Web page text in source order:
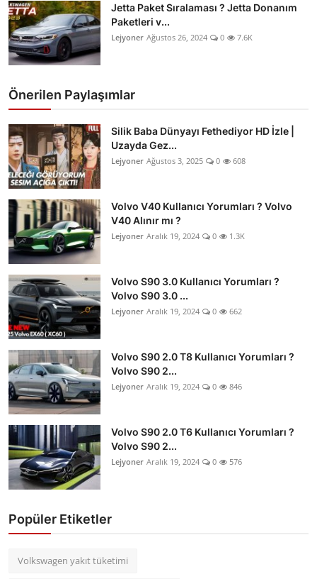
Jetta Paket Sıralaması ? Jetta Donanım
Paketleri v...
Lejyoner Ağustos 26, 2024 0 7.6K
Önerilen Paylaşımlar
Silik Baba Dünyayı Fethediyor HD İzle |
Uzayda Gez...
Lejyoner Ağustos 3, 2025 0 608
Volvo V40 Kullanıcı Yorumları ? Volvo
V40 Alınır mı ?
Lejyoner Aralık 19, 2024 0 1.3K
Volvo S90 3.0 Kullanıcı Yorumları ?
Volvo S90 3.0 ...
Lejyoner Aralık 19, 2024 0 662
Volvo S90 2.0 T8 Kullanıcı Yorumları ?
Volvo S90 2...
Lejyoner Aralık 19, 2024 0 846
Volvo S90 2.0 T6 Kullanıcı Yorumları ?
Volvo S90 2...
Lejyoner Aralık 19, 2024 0 576
Popüler Etiketler
Volkswagen yakıt tüketimi